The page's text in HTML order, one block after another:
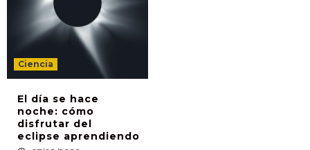
Ciencia
El día se hace
noche: cómo
disfrutar del
eclipse aprendiendo